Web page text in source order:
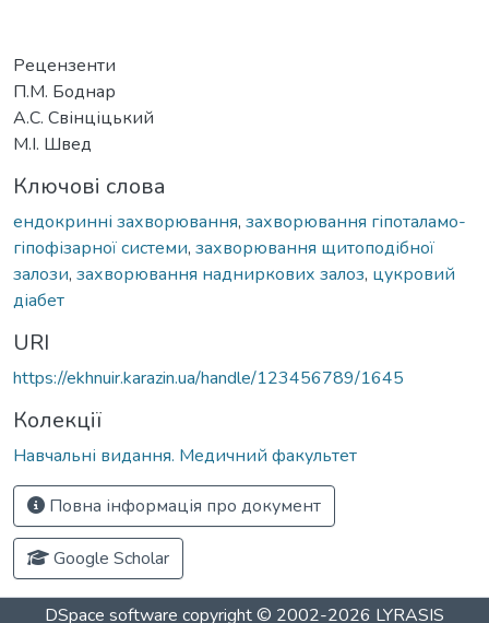
Рецензенти
П.М. Боднар
А.С. Свінціцький
М.І. Швед
Ключові слова
ендокринні захворювання, захворювання гіпоталамо-
гіпофізарної системи, захворювання щитоподібної
залози, захворювання надниркових залоз, цукровий
діабет
URI
https://ekhnuir.karazin.ua/handle/123456789/1645
Колекції
Навчальні видання. Медичний факультет
Повна інформація про документ
Google Scholar
DSpace software copyright © 2002-2026 LYRASIS